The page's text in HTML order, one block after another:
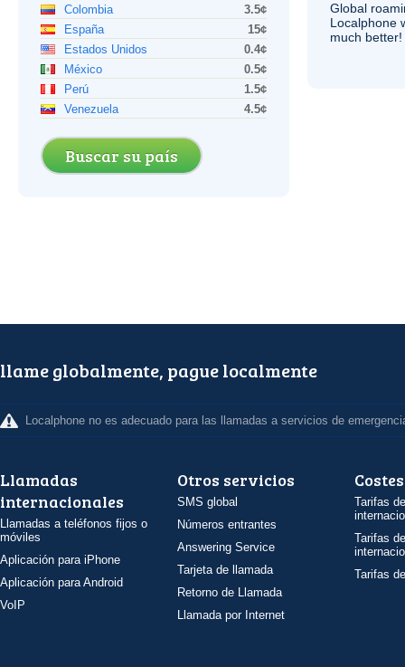
Colombia
3.5¢
España
15¢
Estados Unidos
0.4¢
México
0.5¢
Perú
1.5¢
Venezuela
4.5¢
Buscar su país
Global
Localphone
much better!
llame globalmente, pague localmente
Localphone no es adecuado para las llamadas a servicios de
Llamadas
internacionales
Llamadas a teléfonos fijos o
móviles
Aplicación para iPhone
Aplicación para Android
VoIP
Otros servicios
SMS global
Números entrantes
Answering Service
Tarjeta de llamada
Retorno de Llamada
Llamada por Internet
Costes
Tarifas
Tarifas
Tarifas